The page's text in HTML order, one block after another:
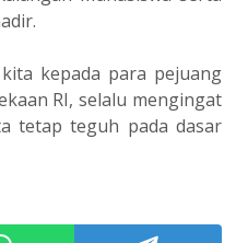
kepada para pejuang
RI, selalu mengingat
tetap teguh pada dasar